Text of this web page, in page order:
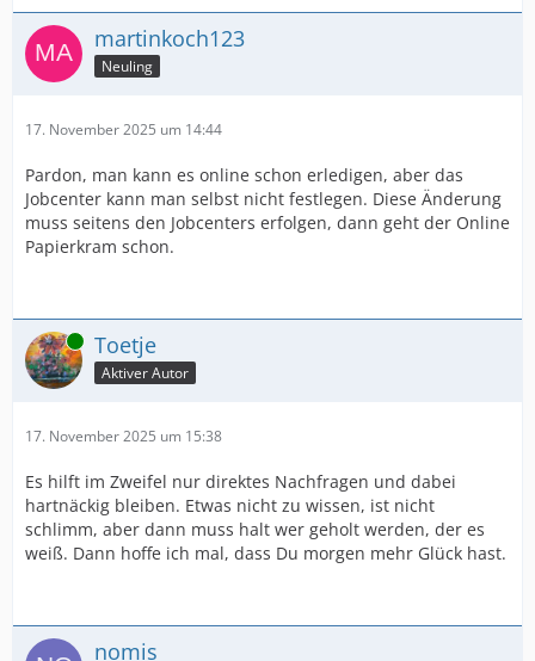
martinkoch123
Neuling
17. November 2025 um 14:44
Pardon, man kann es online schon erledigen, aber das
Jobcenter kann man selbst nicht festlegen. Diese Änderung
muss seitens den Jobcenters erfolgen, dann geht der Online
Papierkram schon.
Online Toetje
Aktiver Autor
17. November 2025 um 15:38
Es hilft im Zweifel nur direktes Nachfragen und dabei
hartnäckig bleiben. Etwas nicht zu wissen, ist nicht
schlimm, aber dann muss halt wer geholt werden, der es
weiß. Dann hoffe ich mal, dass Du morgen mehr Glück hast.
nomis